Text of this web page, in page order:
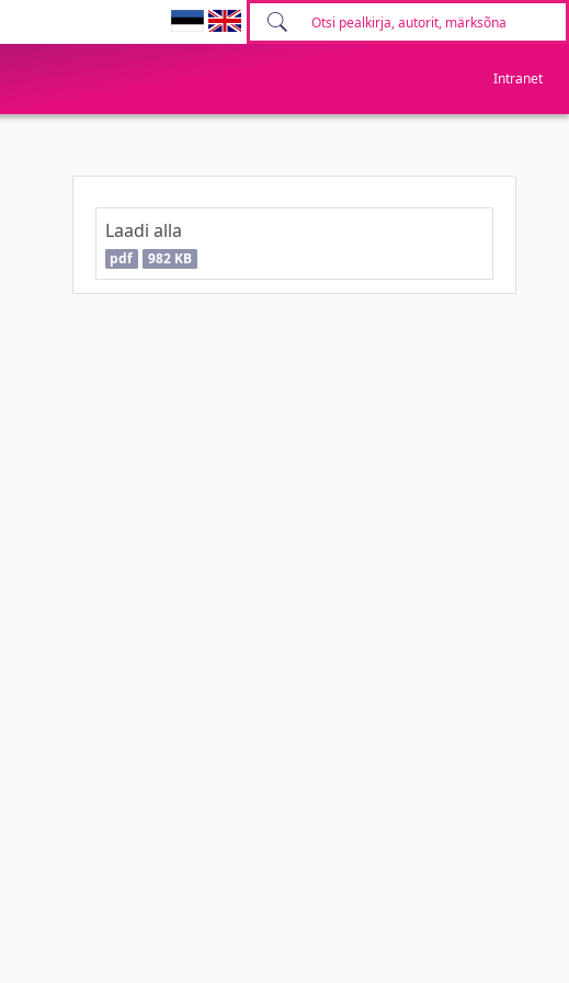
Intranet
Laadi alla
pdf 982 KB